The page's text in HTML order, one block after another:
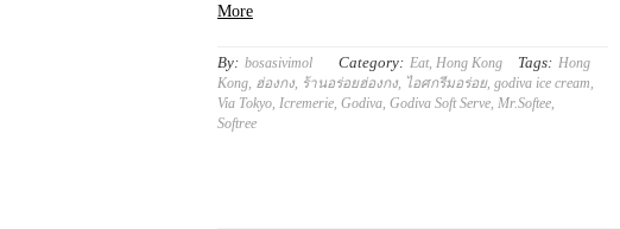
More
By: bosasivimol Category: Eat,Hong Kong Tags: Hong
Kong, ฮ่องกง, ร้านอร่อยฮ่องกง, ไอศกรีมอร่อย, godiva ice cream,
Via Tokyo, Icremerie, Godiva, Godiva Soft Serve, Mr.Softee,
Softree